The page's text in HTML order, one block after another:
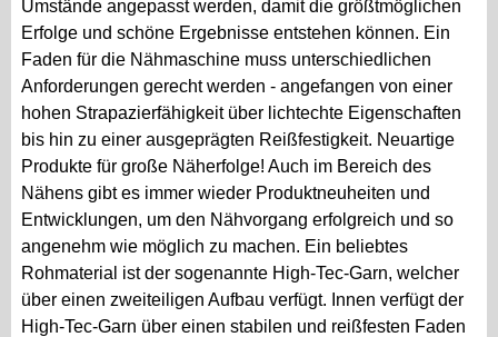
Umstände angepasst werden, damit die größtmöglichen
Erfolge und schöne Ergebnisse entstehen können. Ein
Faden für die Nähmaschine muss unterschiedlichen
Anforderungen gerecht werden - angefangen von einer
hohen Strapazierfähigkeit über lichtechte Eigenschaften
bis hin zu einer ausgeprägten Reißfestigkeit. Neuartige
Produkte für große Näherfolge! Auch im Bereich des
Nähens gibt es immer wieder Produktneuheiten und
Entwicklungen, um den Nähvorgang erfolgreich und so
angenehm wie möglich zu machen. Ein beliebtes
Rohmaterial ist der sogenannte High-Tec-Garn, welcher
über einen zweiteiligen Aufbau verfügt. Innen verfügt der
High-Tec-Garn über einen stabilen und reißfesten Faden